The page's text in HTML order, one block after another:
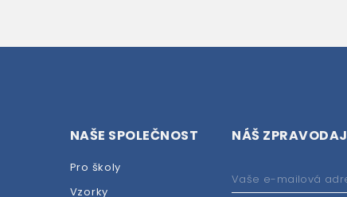
NAŠE SPOLEČNOST
Pro školy
Vzorky
NÁŠ ZPRAVODAJ